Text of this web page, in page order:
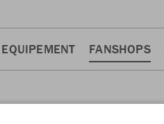
EQUIPEMENT FANSHOPS